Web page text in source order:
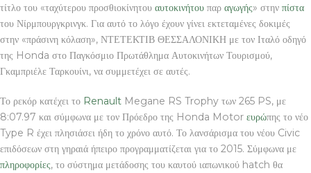
τίτλο του «ταχύτερου προσθιοκίνητου αυτοκινήτου παρ αγωγής» στην πίστα
του Νίρμπουργκρινγκ. Για αυτό το λόγο έχουν γίνει εκτεταμένες δοκιμές
στην «πράσινη κόλαση», ΝΤΕΤΕΚΤΙΒ ΘΕΣΣΑΛΟΝΙΚΗ με τον Ιταλό οδηγό
της Honda στο Παγκόσμιο Πρωτάθλημα Αυτοκινήτων Τουρισμού,
Γκαμπριέλε Ταρκουίνι, να συμμετέχει σε αυτές.
Το ρεκόρ κατέχει το Renault Megane RS Trophy των 265 PS, με
8:07.97 και σύμφωνα με τον Πρόεδρο της Honda Motor ευρώπης το νέο
Type R έχει πλησιάσει ήδη το χρόνο αυτό. Το λανσάρισμα του νέου Civic
επιδόσεων στη γηραιά ήπειρο προγραμματίζεται για το 2015. Σύμφωνα με
πληροφορίες, το σύστημα μετάδοσης του καυτού ιαπωνικού hatch θα